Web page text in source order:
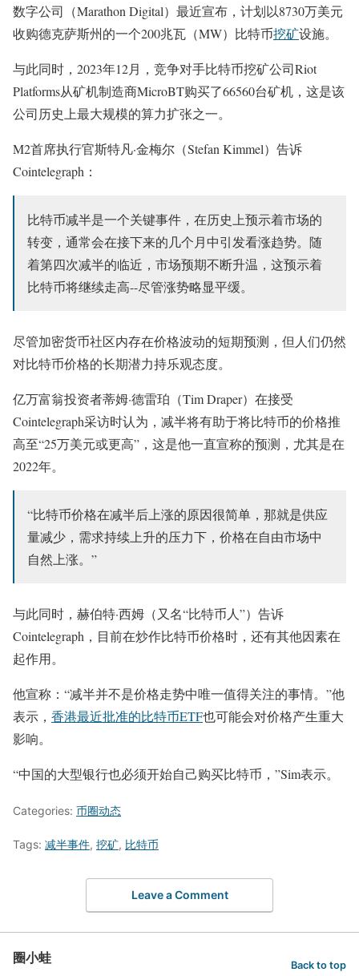
数字公司（Marathon Digital）最近宣布，计划以8730万美元
收购德克萨斯州的一个200兆瓦（MW）比特币挖矿设施。
与此同时，2023年12月，竞争对手比特币挖矿公司Riot
Platforms从矿机制造商MicroBT购买了66560台矿机，这是该
公司历史上最大规模的算力扩张之一。
M2首席执行官斯特凡·金梅尔（Stefan Kimmel）告诉
Cointelegraph：
比特币减半是一个关键事件，在历史上预示着市场的
转变，通常会在接下来的几个月中引发看涨趋势。随
着第四次减半的临近，市场预期不断升温，这预示着
比特币将继续走高--尽管涨势略显平缓。
尽管加密货币社区内存在价格波动的短期预测，但人们仍然
对比特币价格的长期潜力持乐观态度。
亿万富翁投资者蒂姆·德雷珀（Tim Draper）在接受
Cointelegraph采访时认为，减半将有助于将比特币的价格推
高至“25万美元或更高”，这是他一直宣称的预测，尤其是在
2022年。
“比特币价格在减半后上涨的原因很简单，那就是供应
量减少，需求持续上升的压力下，价格在自由市场中
自然上涨。”
与此同时，赫伯特·西姆（又名“比特币人”）告诉
Cointelegraph，目前在炒作比特币价格时，还有其他因素在
起作用。
他宣称：“减半并不是价格走势中唯一值得关注的事情。”他
表示， 香港最近批准的比特币ETF也可能会对价格产生重大
影响。
“中国的大型银行也必须开始自己购买比特币，”Sim表示。
Categories: 币圈动态
Tags: 减半事件, 挖矿, 比特币
Leave a Comment
圈小蛙 Back to top